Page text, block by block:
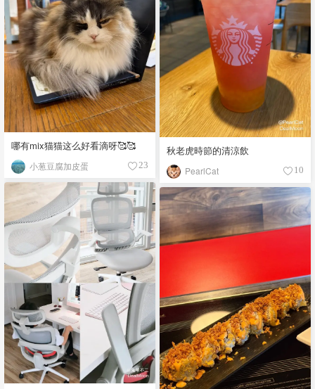
哪有mix猫猫这么好看滴呀🥰🥰
小葱豆腐加皮蛋 23
秋老虎時節的清涼飲
PearlCat 10